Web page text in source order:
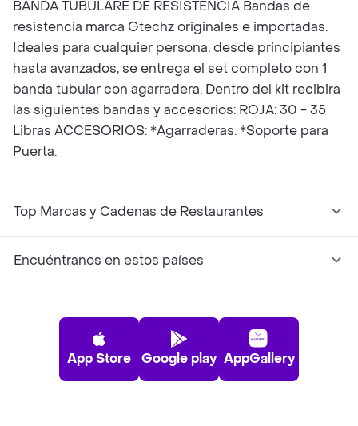
BANDA TUBULARE DE RESISTENCIA Bandas de
resistencia marca Gtechz originales e importadas.
Ideales para cualquier persona, desde principiantes
hasta avanzados, se entrega el set completo con 1
banda tubular con agarradera. Dentro del kit recibira
las siguientes bandas y accesorios: ROJA: 30 - 35
Libras ACCESORIOS: *Agarraderas. *Soporte para
Puerta.
Top Marcas y Cadenas de Restaurantes
Encuéntranos en estos países
App Store Google play AppGallery